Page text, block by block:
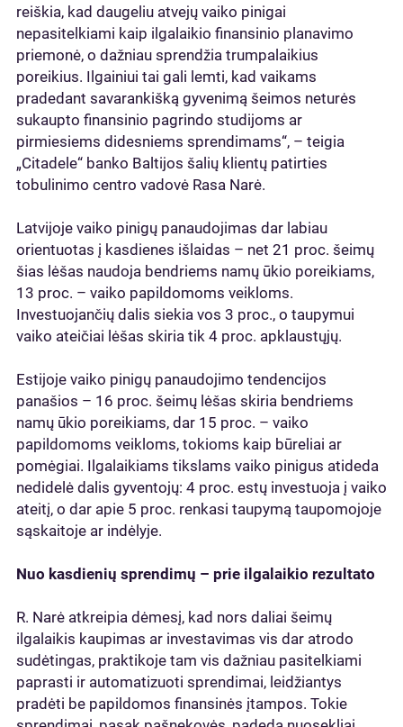
reiškia, kad daugeliu atvejų vaiko pinigai
nepasitelkiami kaip ilgalaikio finansinio planavimo
priemonė, o dažniau sprendžia trumpalaikius
poreikius. Ilgainiui tai gali lemti, kad vaikams
pradedant savarankišką gyvenimą šeimos neturės
sukaupto finansinio pagrindo studijoms ar
pirmiesiems didesniems sprendimams“, – teigia
„Citadele“ banko Baltijos šalių klientų patirties
tobulinimo centro vadovė Rasa Narė.
Latvijoje vaiko pinigų panaudojimas dar labiau
orientuotas į kasdienes išlaidas – net 21 proc. šeimų
šias lėšas naudoja bendriems namų ūkio poreikiams,
13 proc. – vaiko papildomoms veikloms.
Investuojančių dalis siekia vos 3 proc., o taupymui
vaiko ateičiai lėšas skiria tik 4 proc. apklaustųjų.
Estijoje vaiko pinigų panaudojimo tendencijos
panašios – 16 proc. šeimų lėšas skiria bendriems
namų ūkio poreikiams, dar 15 proc. – vaiko
papildomoms veikloms, tokioms kaip būreliai ar
pomėgiai. Ilgalaikiams tikslams vaiko pinigus atideda
nedidelė dalis gyventojų: 4 proc. estų investuoja į vaiko
ateitį, o dar apie 5 proc. renkasi taupymą taupomojoje
sąskaitoje ar indėlyje.
Nuo kasdienių sprendimų – prie ilgalaikio rezultato
R. Narė atkreipia dėmesį, kad nors daliai šeimų
ilgalaikis kaupimas ar investavimas vis dar atrodo
sudėtingas, praktikoje tam vis dažniau pasitelkiami
paprasti ir automatizuoti sprendimai, leidžiantys
pradėti be papildomos finansinės įtampos. Tokie